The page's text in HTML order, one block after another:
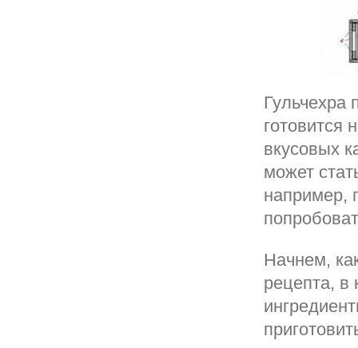
Гульчехра
готовится
вкусовых
может
например,
Начнем,
рецепта, в